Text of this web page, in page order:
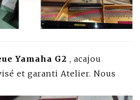
Yamaha G2 , acajou
et garanti Atelier. Nous